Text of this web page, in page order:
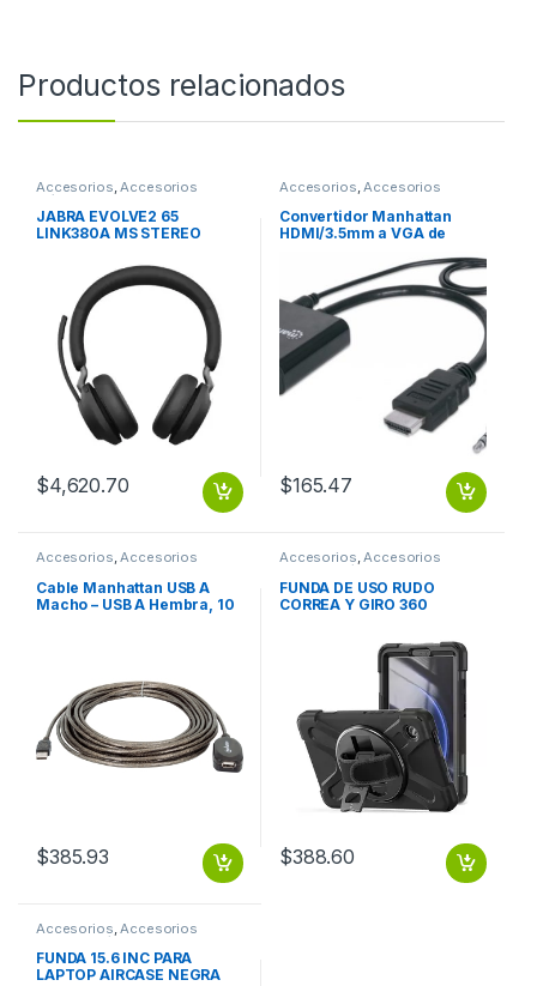
Productos relacionados
Accesorios Accesorios
Música
JABRA EVOLVE2 65
LINK380A MS STEREO
$4,620.70
Accesorios Accesorios
Almacenamiento
Convertidor Manhattan
HDMI/3.5mm a VGA de
VGA + AUDIO 3.5MM 1080P
$165.47
Accesorios,Accesorios
Cable Manhattan USB A
Macho – USB A Hembra, 10
$385.93
Accesorios,Accesorios
Notebook / Tablet
FUNDA DE USO RUDO
CORREA Y GIRO 360
$388.60
Accesorios Accesorios
Notebook / Tablet
FUNDA 15.6 INC PARA
LAPTOP AIRCASE NEGRA